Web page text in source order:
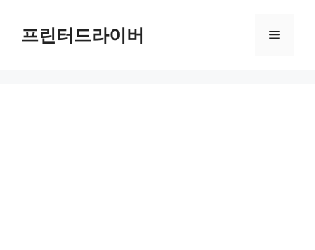
content프린터드라이버 Menu